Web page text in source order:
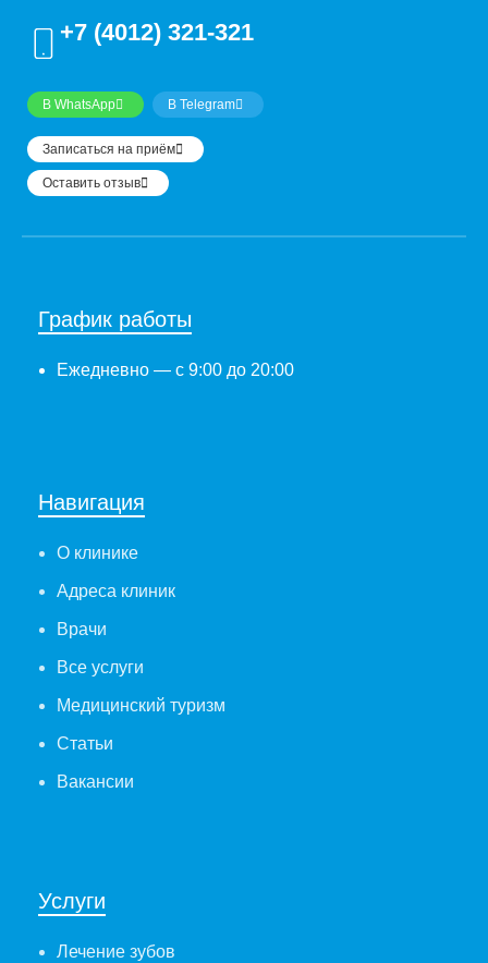
+7 (4012) 321-321
В WhatsApp В Telegram
Записаться на приём
Оставить отзыв
График работы
Ежедневно — с 9:00 до 20:00
Навигация
О клинике
Адреса клиник
Врачи
Все услуги
Медицинский туризм
Статьи
Вакансии
Услуги
Лечение зубов